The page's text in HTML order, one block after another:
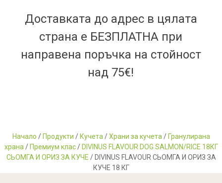
Доставката до адрес в цялата
страна е БЕЗПЛАТНА при
направена поръчка на стойност
над 75€!
Начало / Продукти / Кучета /Храни за кучета / Гранулирана
храна / Премиум клас/ DIVINUS FLAVOUR DOG SALMON/RICE 18КГ
СЬОМГА И ОРИЗ ЗА КУЧЕ / DIVINUS FLAVOUR СЬОМГА И ОРИЗ ЗА
КУЧЕ 18 КГ